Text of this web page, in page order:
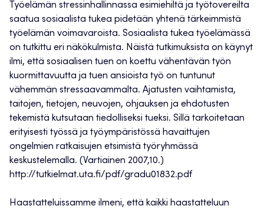
Työelämän stressinhallinnassa esimiehiltä ja työtovereilta
saatua sosiaalista tukea pidetään yhtenä tärkeimmistä
työelämän voimavaroista. Sosiaalista tukea työelämässä
on tutkittu eri näkökulmista. Näistä tutkimuksista on käynyt
ilmi, että sosiaalisen tuen on koettu vähentävän työn
kuormittavuutta ja tuen ansioista työ on tuntunut
vähemmän stressaavammalta. Ajatusten vaihtamista,
taitojen, tietojen, neuvojen, ohjauksen ja ehdotusten
tekemistä kutsutaan tiedolliseksi tueksi. Sillä tarkoitetaan
erityisesti työssä ja työympäristössä havaittujen
ongelmien ratkaisujen etsimistä työryhmässä
keskustelemalla. (Vartiainen 2007,10.)
http://tutkielmat.uta.fi/pdf/gradu01832.pdf
Haastatteluissamme ilmeni, että kaikki haastatteluun